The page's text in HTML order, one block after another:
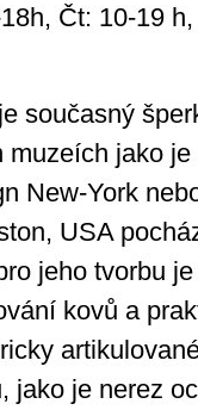
Čt: 10-19
současný
muzeích jako
New-York
USA
jeho tvorbu
kovů a
jako je nerez